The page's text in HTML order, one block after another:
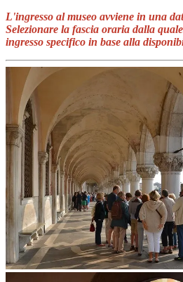
L'ingresso al museo avviene in una
Selezionare la fascia oraria dalla
ingresso specifico in base alla